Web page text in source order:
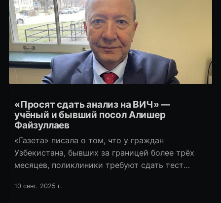
«Просят сдать анализ на ВИЧ» —
учёный и бывший посол Алишер
Файзуллаев
«Газета» писала о том, что у граждан
Узбекистана, бывших за границей более трёх
месяцев, поликлиники требуют сдать тест
посол в ряде стран Европы, бывший замглавы
10 сент. 2025 г.